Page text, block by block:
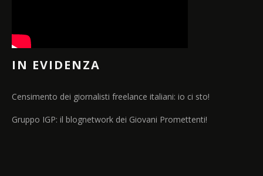
IN EVIDENZA
Censimento dei giornalisti freelance italiani: io ci sto!
Gruppo IGP: il blognetwork dei Giovani Promettenti!